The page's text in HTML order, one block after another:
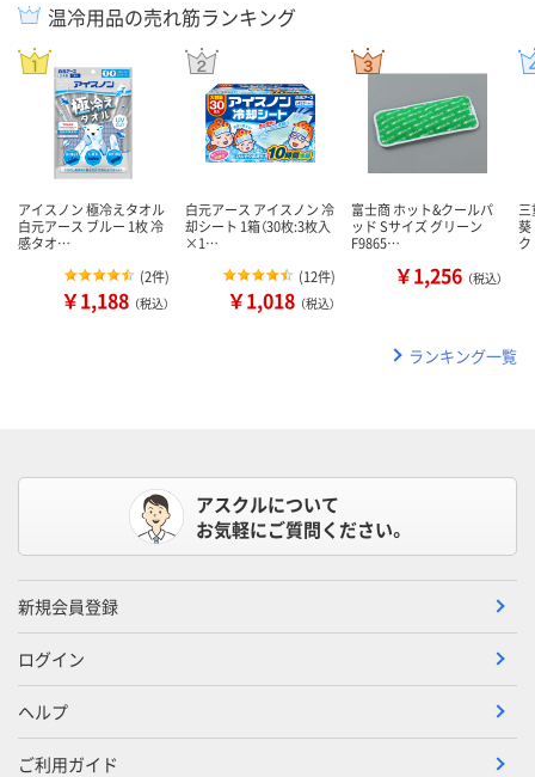
温冷用品の売れ筋ランキング
アイスノン 極冷えタオル
白元アース ブルー 1枚 冷
感タオ…
(2件)
￥1,188 （税込）
白元アース アイスノン 冷
却シート 1箱（30枚:3枚入
×1…
(12件)
￥1,018 （税込）
富士商 ホット&クールパ
ッド Sサイズ グリーン
F9865…
￥1,256 （税込）
葵
ランキング一覧
アスクルについて
お気軽にご質問ください。
新規会員登録
ログイン
ヘルプ
ご利用ガイド